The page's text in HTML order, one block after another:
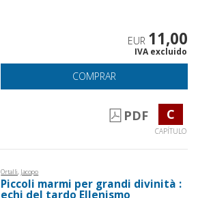
EUR 11,00
IVA excluido
COMPRAR
PDF C
CAPÍTULO
Ortalli, Jacopo
Piccoli marmi per grandi divinità :
echi del tardo Ellenismo